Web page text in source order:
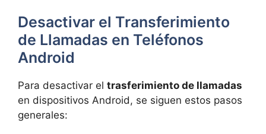
Desactivar el Transferimiento
de Llamadas en Teléfonos
Android
Para desactivar el trasferimiento de llamadas
en dispositivos Android, se siguen estos pasos
generales: